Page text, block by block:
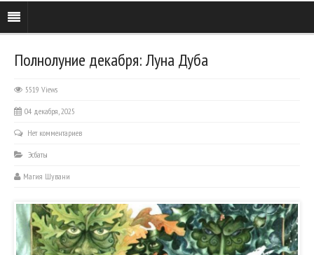
Полнолуние декабря: Луна Дуба
5519 Views
04 декабря, 2025
Нет комментариев
Эсбаты
Магия Шувани